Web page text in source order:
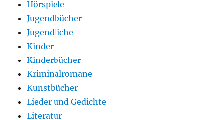
Hörspiele
Jugendbücher
Jugendliche
Kinder
Kinderbücher
Kriminalromane
Kunstbücher
Lieder und Gedichte
Literatur